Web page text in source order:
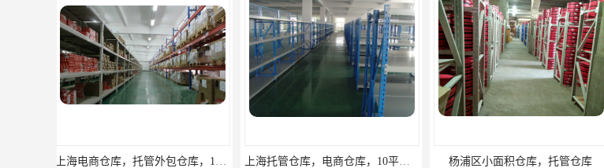
上海托管仓库，电商仓库，10平起租 杨浦区小面积仓库，托管仓库 上海小面积仓库，全程系统化管理